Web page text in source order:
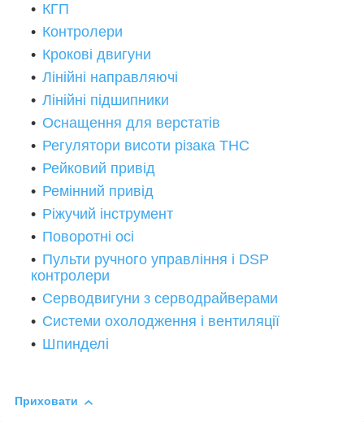
КГП
Контролери
Крокові двигуни
Лінійні направляючі
Лінійні підшипники
Оснащення для верстатів
Регулятори висоти різака THC
Рейковий привід
Ремінний привід
Ріжучий інструмент
Поворотні осі
Пульти ручного управління і DSP
контролери
Серводвигуни з серводрайверами
Системи охолодження і вентиляції
Шпинделі
Приховати